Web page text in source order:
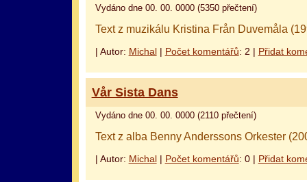
Vydáno dne 00. 00. 0000 (5350 přečtení)
Text z muzikálu Kristina Från Duvemåla
| Autor: Michal| Počet komentářů: 2 | Přidat
Vår Sista Dans
Vydáno dne 00. 00. 0000 (2110 přečtení)
Text z alba Benny Anderssons Orkester
| Autor: Michal| Počet komentářů: 0 | Přidat